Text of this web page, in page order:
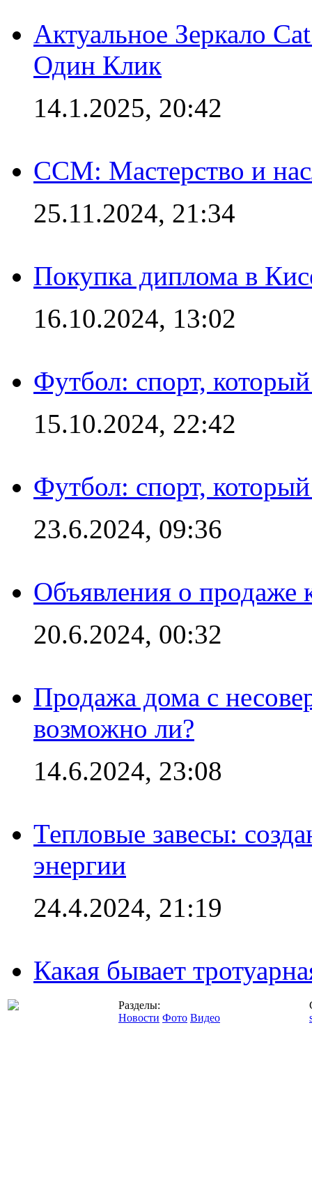
Актуальное Зеркало
Один Клик
14.1.2025, 20:42
CCM: Мастерство и
25.11.2024, 21:34
Покупка диплома в
16.10.2024, 13:02
Футбол: спорт,
15.10.2024, 22:42
Футбол: спорт,
23.6.2024, 09:36
Объявления о продаже
20.6.2024, 00:32
Продажа дома с
возможно ли?
14.6.2024, 23:08
Тепловые завесы:
энергии
24.4.2024, 21:19
Какая бывает
Разделы:
Новости Фото Видео